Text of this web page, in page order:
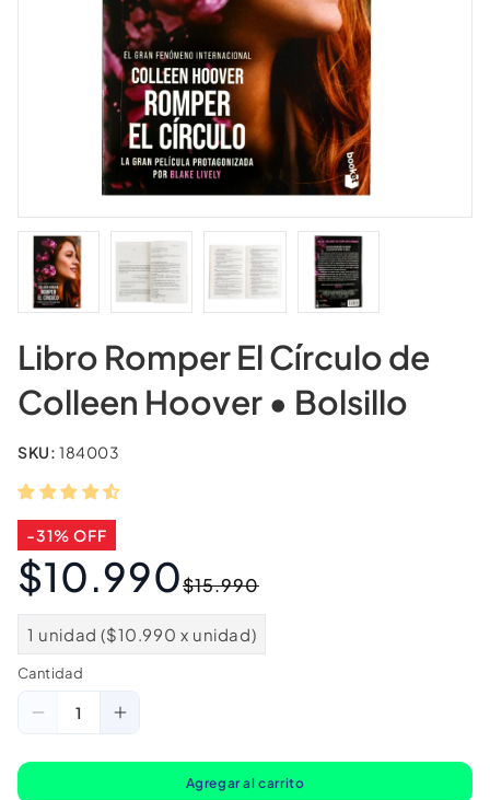
Libro Romper El Círculo de
Colleen Hoover • Bolsillo
SKU: 184003
-31% OFF
$15.990
$10.990
1 unidad ($10.990 x unidad)
Cantidad
Cantidad
Reducir
cantidad
Aumentar
cantidad
Agregar al carrito